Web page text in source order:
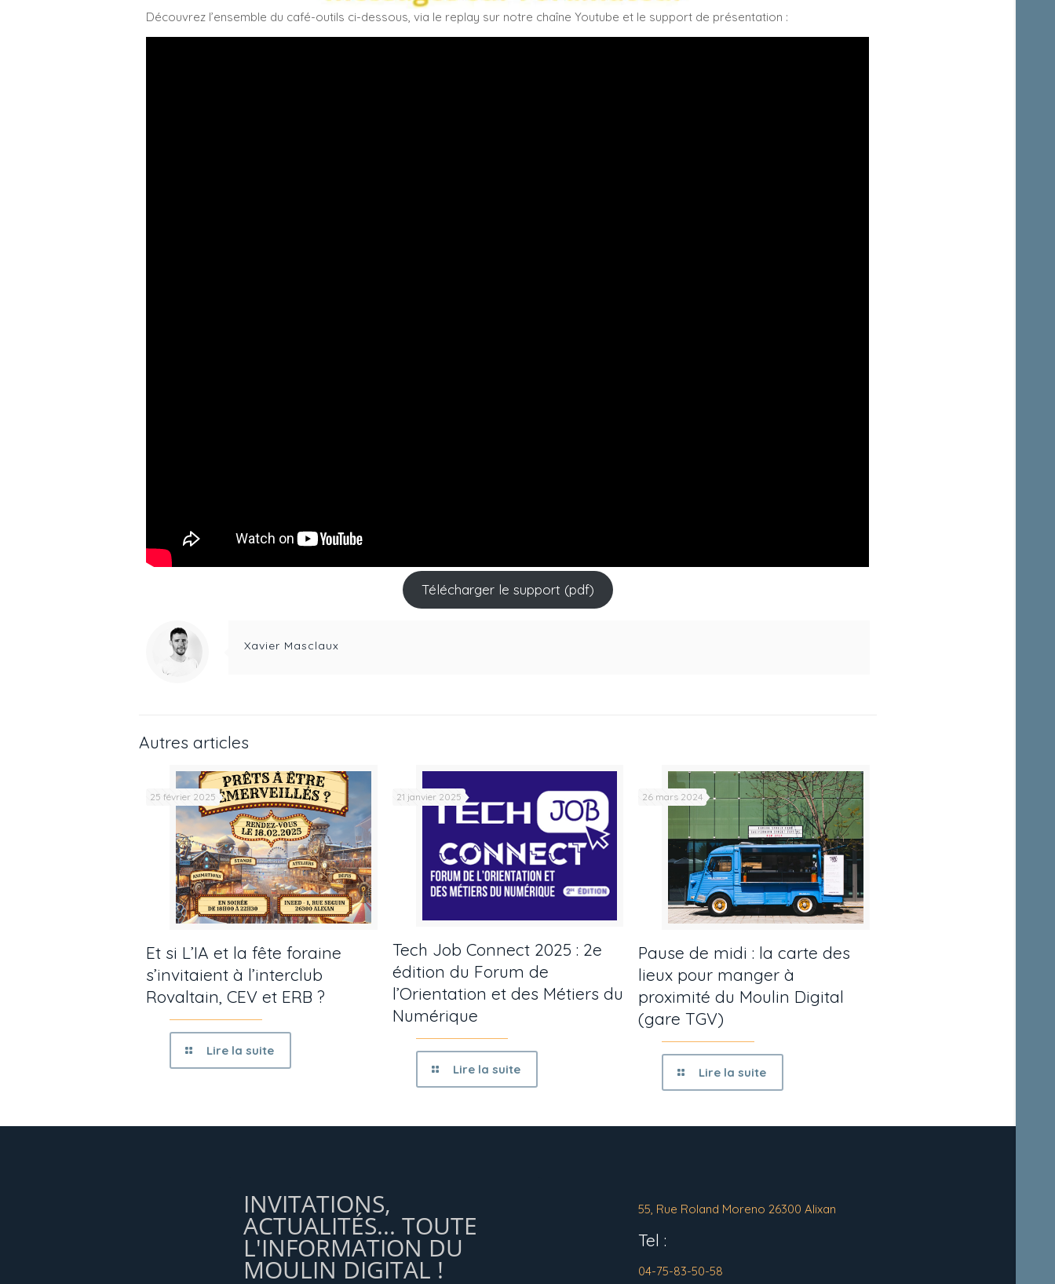
Découvrez l’ensemble du café-outils ci-dessous, via le replay sur notre chaîne Youtube et le support de présentation :
Télécharger le support (pdf)
Xavier Masclaux
Autres articles
25 février 2025
Et si L’IA et la fête foraine
s’invitaient à l’interclub
Rovaltain, CEV et ERB ?
Lire la suite
21 janvier 2025
Tech Job Connect 2025 : 2e
édition du Forum de
l’Orientation et des Métiers du
Numérique
Lire la suite
26 mars 2024
Pause de midi : la carte des
lieux pour manger à
proximité du Moulin Digital
(gare TGV)
Lire la suite
INVITATIONS,
ACTUALITÉS... TOUTE
L'INFORMATION DU
MOULIN DIGITAL !
55, Rue Roland Moreno 26300 Alixan
Tel :
04-75-83-50-58